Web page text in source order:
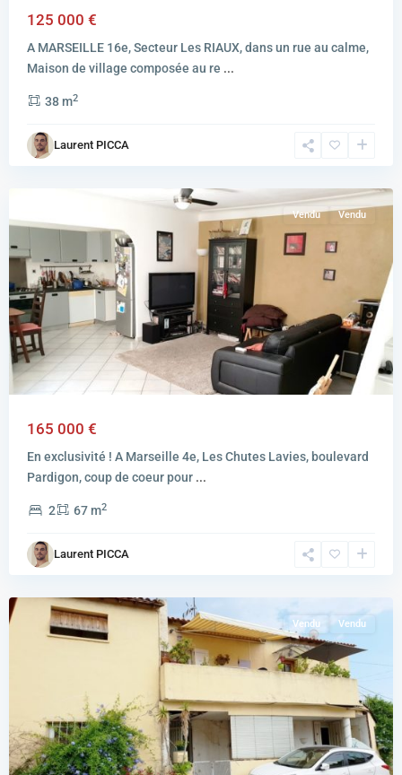
125 000 €
A MARSEILLE 16e, Secteur Les RIAUX, dans un rue au calme,
Maison de village composée au re ...
38 m2
Laurent PICCA
MARSEILLE
4EME
Vendu Vendu
165 000 €
En exclusivité ! A Marseille 4e, Les Chutes Lavies, boulevard
Pardigon, coup de coeur pour ...
2 67 m2
Laurent PICCA
MARSEILLE
16EME
Vendu Vendu